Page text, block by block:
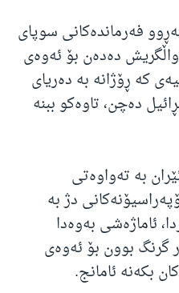
فەرماندەکانی سوپای
دەدەن بۆ ئەوەی
کە ڕۆژانە بە دەریای
دەچن، تاوەکو ببنە
بە تەواوەتی
دژ بە
ئاماژەشی بەوەدا
گرنگ بوون بۆ ئەوەی
بکەنە ئامانج.